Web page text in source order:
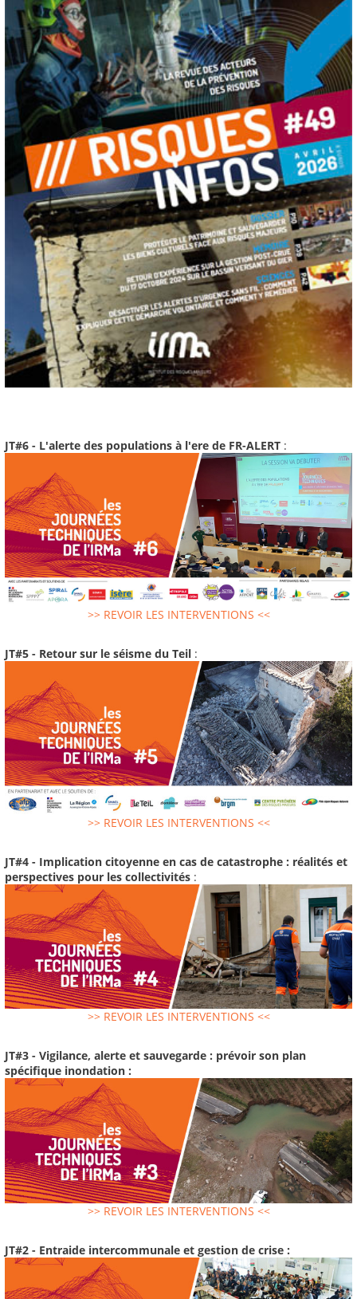
JT#6 - L'alerte des populations à l'ere de FR-ALERT :
>> REVOIR LES INTERVENTIONS <<
JT#5 - Retour sur le séisme du Teil :
>> REVOIR LES INTERVENTIONS <<
JT#4 - Implication citoyenne en cas de catastrophe : réalités et
perspectives pour les collectivités :
>> REVOIR LES INTERVENTIONS <<
JT#3 - Vigilance, alerte et sauvegarde : prévoir son plan
spécifique inondation :
>> REVOIR LES INTERVENTIONS <<
JT#2 - Entraide intercommunale et gestion de crise :